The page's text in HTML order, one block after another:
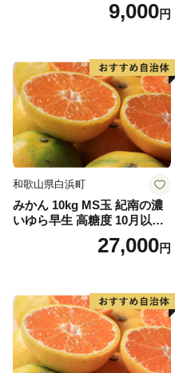
★ABCテレビのニュース
されました！
👉和歌山県串本町の「竹
👉「竹皮包みようかん3本
★ABCテレビのニュース
「串本食品株式会社」の“
ました！
👉じゃばらマグロなど串
9,000円
和歌山県白浜町
みかん 10kg MS玉 紀南の濃
いゆら早生 高糖度 10月以降
発送 マルチ被覆栽培27,000円